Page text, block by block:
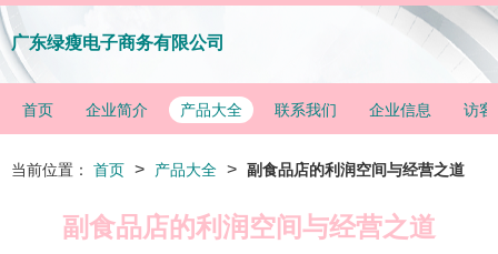
广东绿瘦电子商务有限公司
首页 企业简介 产品大全 联系我们 企业信息 访客
当前位置： 首页 > 产品大全 > 副食品店的利润空间与经营之道
副食品店的利润空间与经营之道